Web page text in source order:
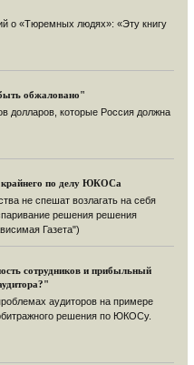
о «Тюремных людях»: «Эту книгу
обжаловано"
долларов, которые Россия должна
крайнего по делу ЮКОСа
не спешат возлагать на себя
решения решения
Газета")
сотрудников и прибыльный
аудиторов на примере
решения по ЮКОСу.